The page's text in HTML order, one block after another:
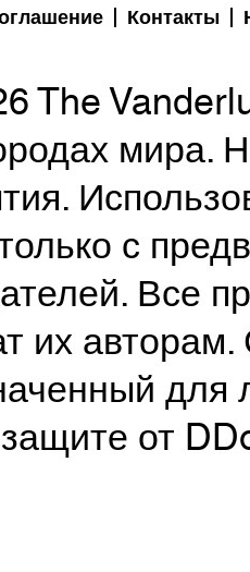
Контакты
The
с
Все
их
от